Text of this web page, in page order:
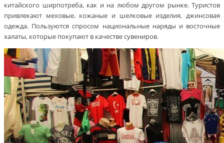
китайского ширпотреба, как и на любом другом рынке. Туристов
привлекают меховые, кожаные и шелковые изделия, джинсовая
одежда. Пользуются спросом национальные наряды и восточные
халаты, которые покупают в качестве сувениров.